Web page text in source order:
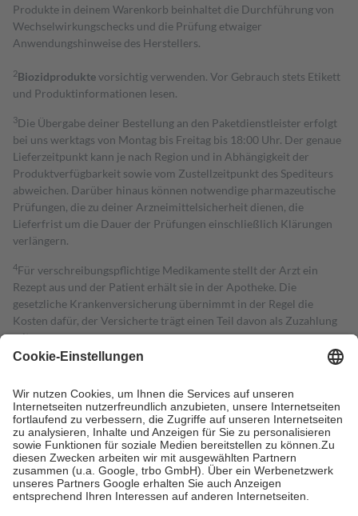
Produkte in deinem Warenkorb beinhaltet die Durchführung von
Wechselwirkungschecks und die Prüfung etwaiger
Anwendungshinweise des Herstellers.
2Biozidproduktevorsichtig verwenden. Vor Gebrauch stets Etikett
und Produktinformationen lesen.
3Die Übergabe deiner Bestellung an den Paketdienstleister erfolgt
bei uns werktags von Montag bis Freitag bis 18:00 Uhr. Der genaue
Lieferzeitpunkt kann je nach Region und in Abhängigkeit der
Produktverfügbarkeit sowie vom Zustellzeitpunkt des Spediteurs
abweichen. Darüber hinaus können notwendige pharmazeutische
Prüfungen, die zu deiner Arzneimittelsicherheit dienen, die
Lieferfrist um die Dauer der Prüfungen einschließlich Klärungen
verlängern.
4Für verschreibungspflichtige Medikamente stellt der Arzt ein
Rezept aus und der Patient erhält sie in der Apotheke. Die
gesetzliche Krankenversicherung übernimmt in der Regel die
Kosten dafür, der Versicherte trägt einen Teil davon als Zuzahlung
mit.
Grundsätzlich leisten Mitglieder Zuzahlungen in Höhe von zehn
höchstens zehn Euro.
Es sind jedoch nie mehr als die tatsächlichen
Kosten der Leistung zu entrichten.
Diese Regeln gelten grundsätzlich auch für Online-Apotheken.
Bei Heilmitteln und häuslicher Krankenpflege beträgt die
Zuzahlung zehn Prozent der Kosten sowie zehn Euro je
Verordnung.
Um das Engagement der Versicherten für ihre eigene Gesundheit zu
stärken und die besondere Stellung der Familie zu unterstützen,